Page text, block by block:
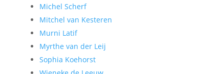
Michel Scherf
Mitchel van Kesteren
Murni Latif
Myrthe van der Leij
Sophia Koehorst